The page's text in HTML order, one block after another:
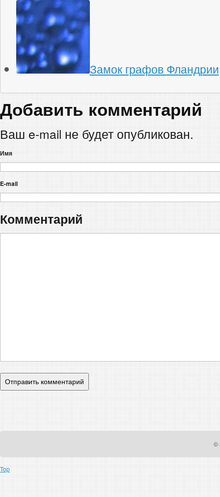
Замок графов Фландрии
Добавить комментарий
Ваш e-mail не будет опубликован.
Имя
E-mail
Комментарий
©
Top